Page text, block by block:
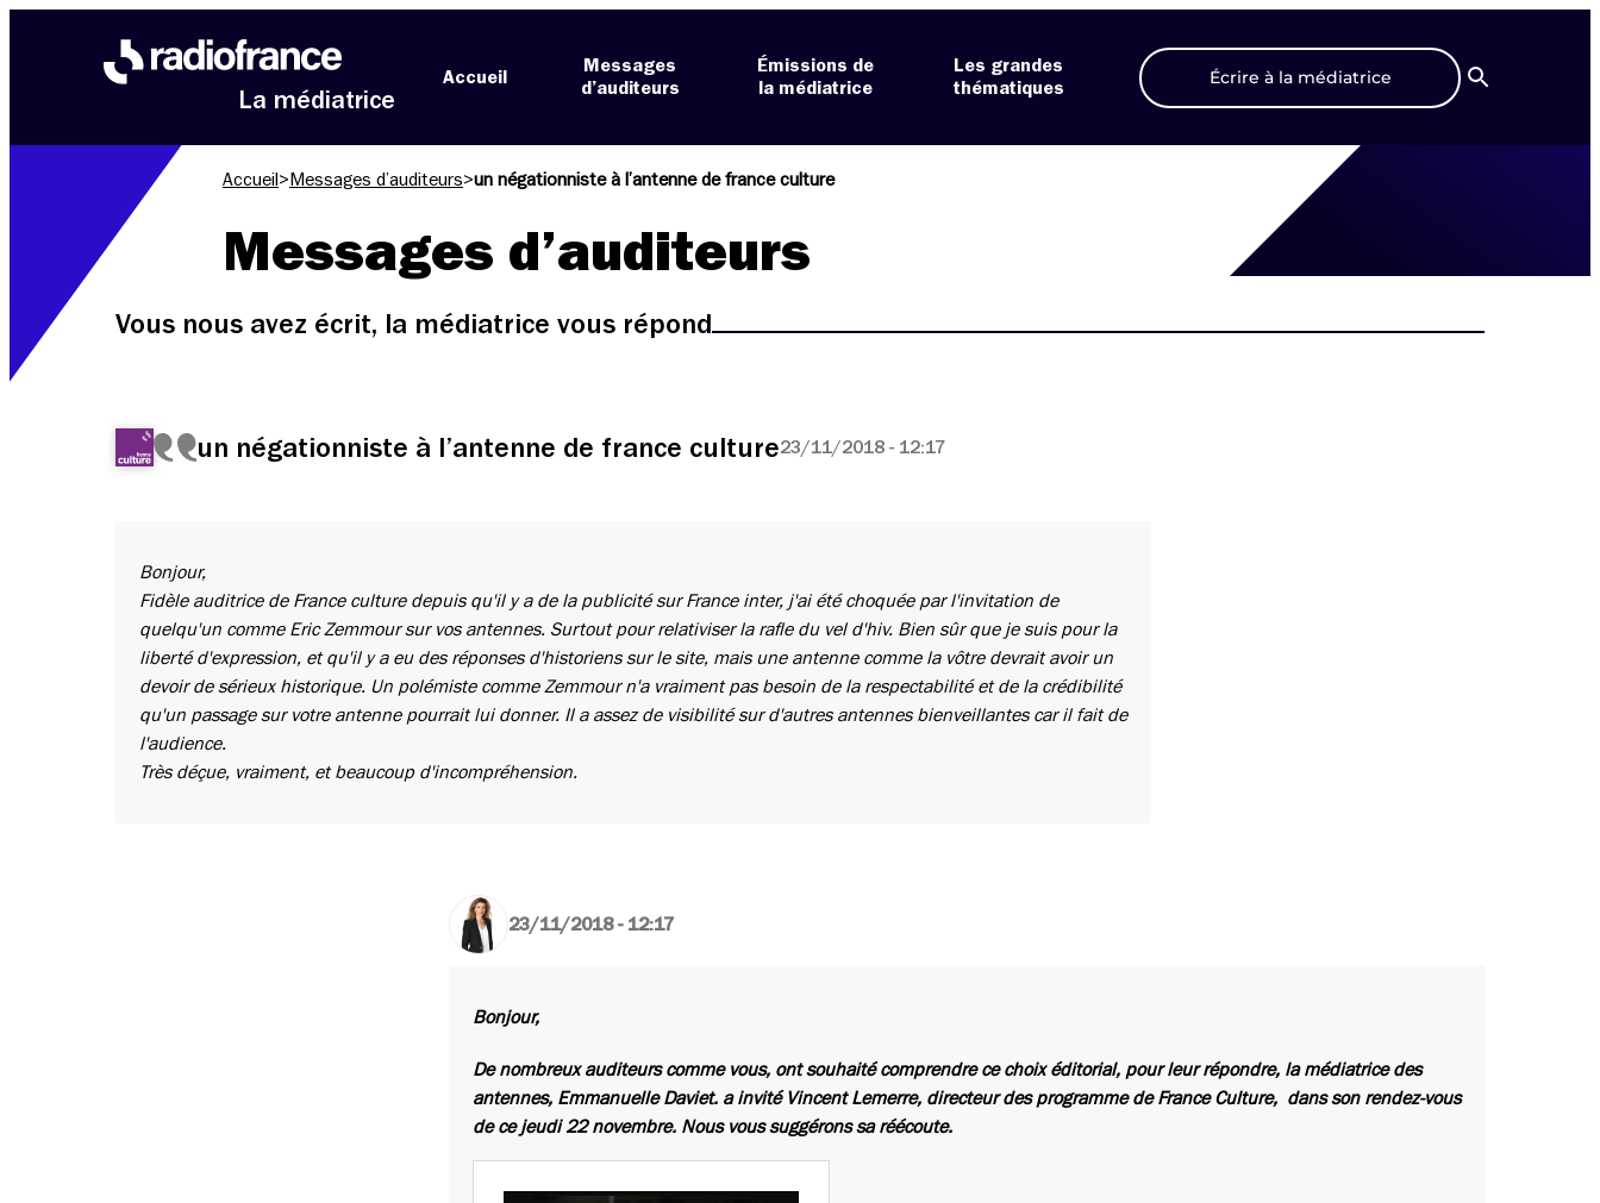
La médiatrice
Accueil
Messages
d’auditeurs
Émissions de
la médiatrice
Les grandes
thématiques
Écrire à la médiatrice
Recherche
Accueil > Messages d’auditeurs>un négationniste à l’antenne de france culture
Messages d’auditeurs
Vous nous avez écrit, la médiatrice vous répond
un négationniste à l’antenne de france culture23/11/2018 - 12:17
Bonjour,
Fidèle auditrice de France culture depuis qu'il y a de la publicité sur France inter, j'ai été choquée par l'invitation de
quelqu'un comme Eric Zemmour sur vos antennes. Surtout pour relativiser la rafle du vel d'hiv. Bien sûr que je suis pour la
liberté d'expression, et qu'il y a eu des réponses d'historiens sur le site, mais une antenne comme la vôtre devrait avoir un
devoir de sérieux historique. Un polémiste comme Zemmour n'a vraiment pas besoin de la respectabilité et de la crédibilité
qu'un passage sur votre antenne pourrait lui donner. Il a assez de visibilité sur d'autres antennes bienveillantes car il fait de
l'audience.
Très déçue, vraiment, et beaucoup d'incompréhension.
23/11/2018 - 12:17
Bonjour,
De nombreux auditeurs comme vous, ont souhaité comprendre ce choix éditorial, pour leur répondre, la médiatrice des
antennes, Emmanuelle Daviet. a invité Vincent Lemerre, directeur des programme de France Culture, dans son rendez-vous
de ce jeudi 22 novembre. Nous vous suggérons sa réécoute.